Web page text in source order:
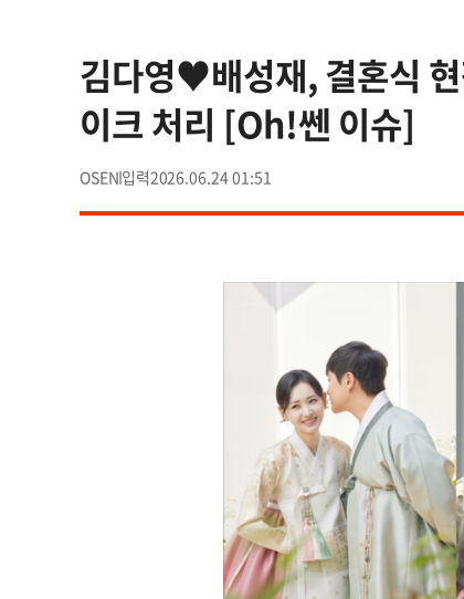
김다영♥배성재, 결혼식 현
이크 처리 [Oh!쎈 이슈]
OSEN 2026.06.24 01:51